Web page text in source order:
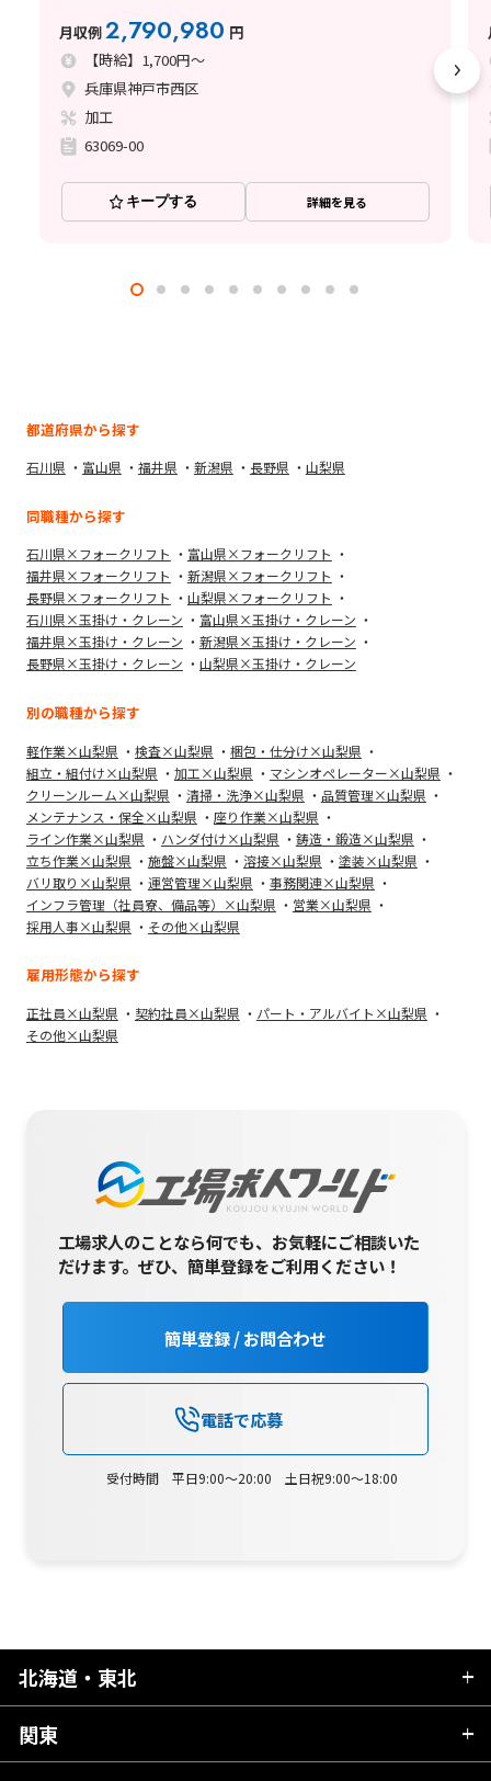
月収例2,790,980 円
【時給】1,700円～
兵庫県神戸市西区
加工
63069-00
キープする 詳細を見る
都道府県から探す
石川県 富山県 福井県 新潟県 長野県 山梨県
同職種から探す
石川県×フォークリフト
富山県×フォークリフト
福井県×フォークリフト
新潟県×フォークリフト
長野県×フォークリフト
山梨県×フォークリフト
石川県×玉掛け・クレーン
富山県×玉掛け・クレーン
福井県×玉掛け・クレーン
新潟県×玉掛け・クレーン
長野県×玉掛け・クレーン
山梨県×玉掛け・クレーン
別の職種から探す
軽作業×山梨県 検査×山梨県
梱包・仕分け×山梨県
組立・組付け×山梨県
加工×山梨県
マシンオペレーター×山梨県
クリーンルーム×山梨県
清掃・洗浄×山梨県
品質管理×山梨県
メンテナンス・保全×山梨県
座り作業×山梨県
ライン作業×山梨県
ハンダ付け×山梨県
鋳造・鍛造×山梨県
立ち作業×山梨県
施盤×山梨県 溶接×山梨県
塗装×山梨県
バリ取り×山梨県
運営管理×山梨県
事務関連×山梨県
インフラ管理（社員寮、備品等）×山梨県
営業×山梨県
採用人事×山梨県
その他×山梨県
雇用形態から探す
正社員×山梨県 契約社員×山梨県
パート・アルバイト×山梨県
その他×山梨県
工場求人のことなら何でも、お気軽にご相談いた
だけます。ぜひ、簡単登録をご利用ください！
簡単登録 / お問合わせ
電話で応募
受付時間 平日9:00～20:00 土日祝9:00～18:00
北海道・東北
北海道
関東